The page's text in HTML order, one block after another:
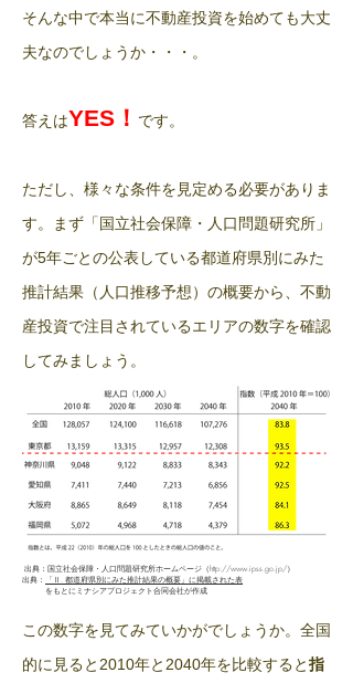
そんな中で本当に不動産投資を始めても大丈
夫なのでしょうか・・・。
答えはYES ！ です。
​ただし、様々な条件を見定める必要がありま
す。まず「国立社会保障・人口問題研究所」
が5年ごとの公表している都道府県別にみた
推計結果（人口推移予想）の概要から、不動
産投資で注目されているエリアの数字を確認
してみましょう。
出典：国立社会保障・人口問題研究所ホームページ（http://www.ipss.go.jp/）
出典：
「Ⅱ. 都道府県別にみた推計結果の概要」に掲載された表
​ をもとにミナシアプロジェクト合同会社が作成
​この数字を見てみていかがでしょうか。全国
的に見ると 2010年と 2040年を比較すると指